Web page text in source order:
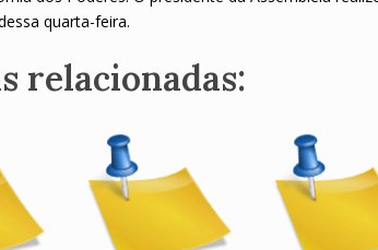
quarta-feira.
relacionadas: